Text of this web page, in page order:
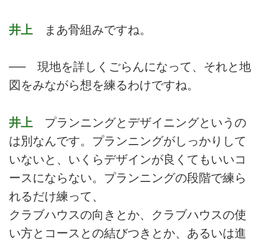
井上 まあ骨組みですね。
── 現地を詳しくごらんになって、それと地
図をみながら想を練るわけですね。
井上 プランニングとデザイニングというの
は別なんです。プランニングがしっかりして
いないと、いくらデザインが良くてもいいコ
ースにならない。プランニングの段階で練ら
れるだけ練って、
クラブハウスの向きとか、クラブハウスの使
い方とコースとの結びつきとか、あるいは進